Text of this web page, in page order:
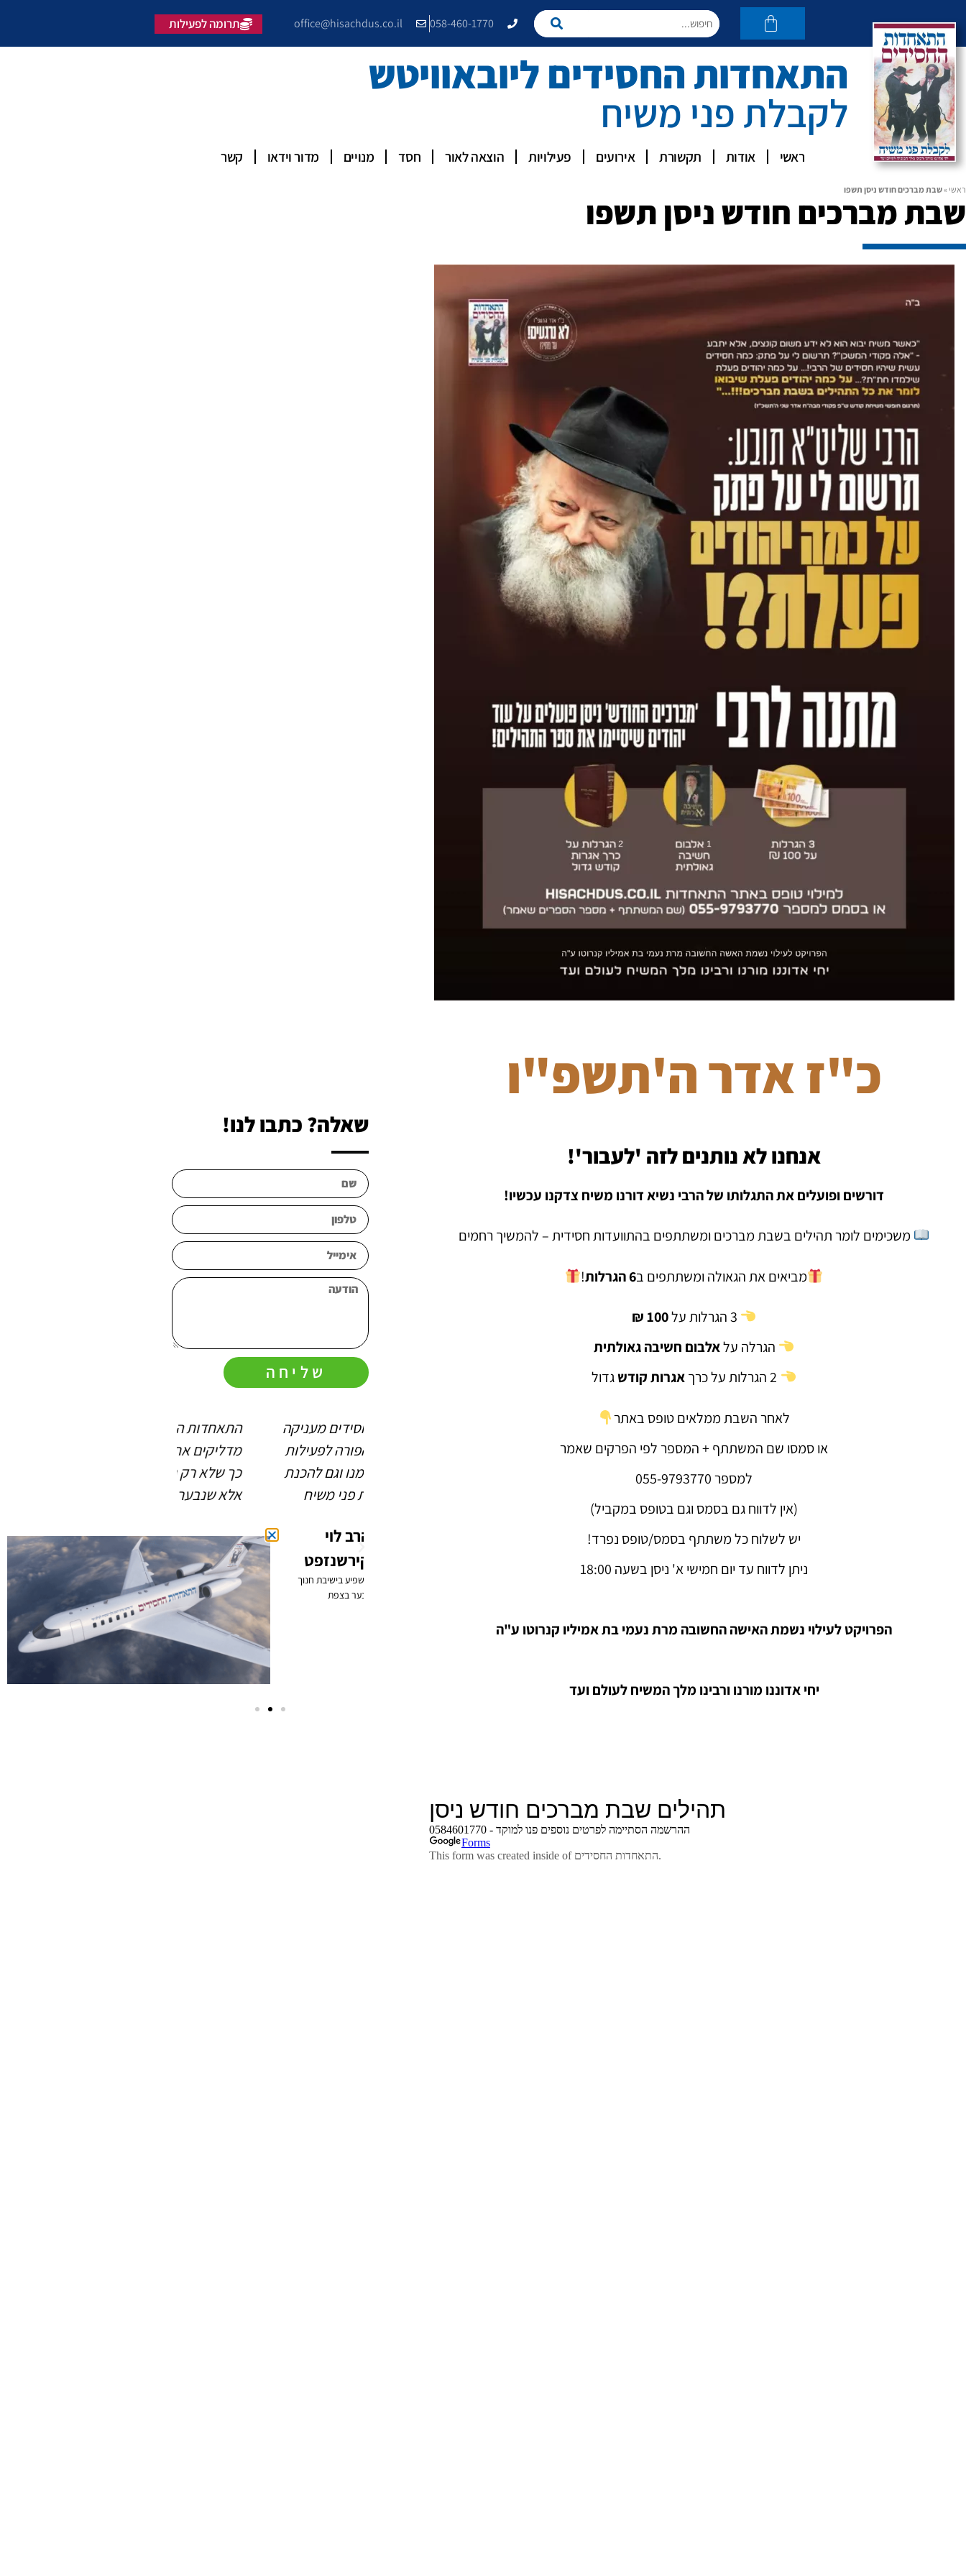
058-460-1770
office@hisachdus.co.il תרומה לפעילות
התאחדות החסידים ליובאוויטש
לקבלת פני משיח
ראשי אודות תקשורת אירועים פעילויות הוצאה לאור חסד מנויים מדור וידאו קשר
ראשי »שבת מברכים חודש ניסן תשפו
שבת מברכים חודש ניסן תשפו
כ"ז אדר ה'תשפ"ו
אנחנו לא נותנים לזה 'לעבור'!
דורשים ופועלים את התגלותו של הרבי נשיא דורנו משיח צדקנו עכשיו!
משכימים לומר תהילים בשבת מברכים ומשתתפים בהתוועדות חסידית – להמשיך רחמים
מביאים את הגאולה ומשתתפים ב6 הגרלות !
100 ₪
הגרלה עלאלבום חשיבה גאולתית
אגרות קודשגדול
לאחר השבת ממלאים טופס באתר
או סמסו שם המשתתף + המספר לפי הפרקים שאמר
למספר 055-9793770
(אין לדווח גם בסמס וגם בטופס במקביל)
יש לשלוח כל משתתף בסמס/טופס נפרד!
ניתן לדווח עד יום חמישי א' ניסן בשעה 18:00
הפרויקט לעילוי נשמת האישה החשובה מרת נעמי בת אמיליו קנרוטו ע"ה
יחי אדוננו מורנו ורבינו מלך המשיח לעולם ועד
שאלה? כתבו לנו!
שליחה
החיות שהתאחדות החסידים
מלבה בי ובחברים שלי (כפי
שרואים במוחש) מאירה את
החיים החסידיים במשפחה
ובשליחות
הרב שמואל
שליח הרבי שליט"א
מה"מ ומנהל בית חב"ד
התאחדות החסידים
מדליקים את האש, שתבער
כך שלא רק נהיה חסידים -
אלא שנבער כמו חסידים!
הרב יוסי פרבר
מנהל הסדנאות להכרת
חגי ישראל רב בחטיבת
ובשליחות
הרב שמואל
ששון
שליח הרבי שליט"א
מה"מ ומנהל בית חב"ד
תלם ואדורה בגזרת הר
חברון